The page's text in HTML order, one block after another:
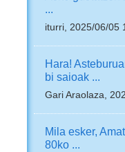
...
iturri, 2025/06/05
Hara!
bi saioak ...
Gari Araolaza,
Mila esker,
80ko ...